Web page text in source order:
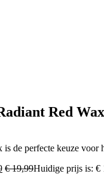
Red Wax
de perfecte keuze
€19,99Huidige prijs is: €